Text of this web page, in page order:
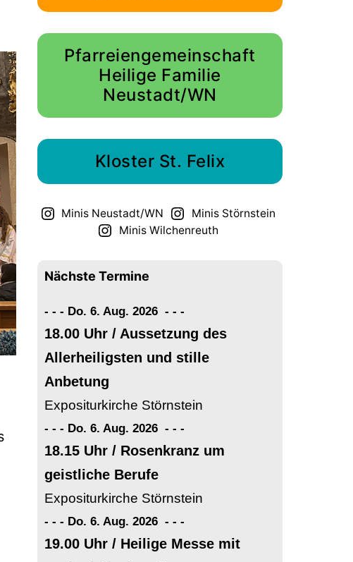
Pfarreiengemeinschaft
Heilige Familie
Neustadt/WN
Kloster St. Felix
Minis Neustadt/WN
Minis Störnstein
Minis Wilchenreuth
Nächste Termine
- - - Do. 6. Aug. 2026 - --
18.00 Uhr / Aussetzung des
Allerheiligsten und stille
Anbetung
Expositurkirche Störnstein
- - - Do. 6. Aug. 2026 - --
18.15 Uhr / Rosenkranz um
geistliche Berufe
Expositurkirche Störnstein
- - - Do. 6. Aug. 2026 - --
19.00 Uhr / Heilige Messe mit